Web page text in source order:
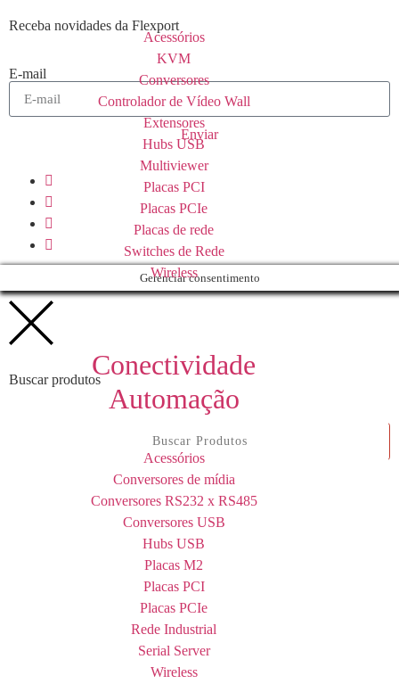
Acessórios
KVM
Conversores
Controlador de Vídeo Wall
Extensores
Hubs USB
Multiviewer
Placas PCI
Placas PCIe
Placas de rede
Switches de Rede
Wireless
Conectividade
Automação
Acessórios
Conversores de mídia
Conversores RS232 x RS485
Conversores USB
Hubs USB
Placas M2
Placas PCI
Placas PCIe
Rede Industrial
Serial Server
Wireless
Receba novidades da Flexport
E-mail
Enviar
Gerenciar consentimento
Buscar produtos